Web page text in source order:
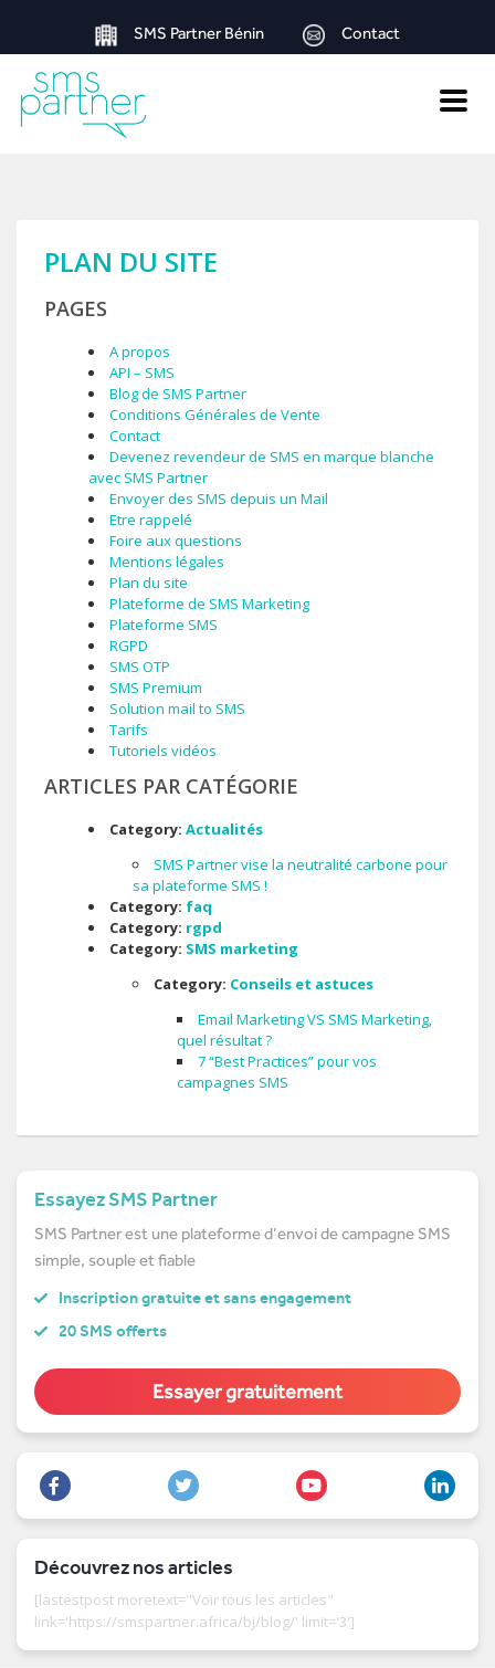
SMS Partner Bénin Contact
Toggle
PLAN DU SITE
PAGES
A propos
API – SMS
Blog de SMS Partner
Conditions Générales de Vente
Contact
Devenez revendeur de SMS en marque blanche
avec SMS Partner
Envoyer des SMS depuis un Mail
Etre rappelé
Foire aux questions
Mentions légales
Plan du site
Plateforme de SMS Marketing
Plateforme SMS
RGPD
SMS OTP
SMS Premium
Solution mail to SMS
Tarifs
Tutoriels vidéos
ARTICLES PAR CATÉGORIE
Category: Actualités
SMS Partner vise la neutralité carbone pour
sa plateforme SMS !
Category: faq
Category: rgpd
Category: SMS marketing
Category: Conseils et astuces
Email Marketing VS SMS Marketing,
quel résultat ?
7 “Best Practices” pour vos
campagnes SMS
Essayez SMS Partner
SMS Partner est une plateforme d’envoi de campagne SMS
simple, souple et fiable
Inscription gratuite et sans engagement
20 SMS offerts
Essayer gratuitement
Découvrez nos articles
[lastestpost moretext="Voir tous les articles"
link='https://smspartner.africa/bj/blog/' limit='3']